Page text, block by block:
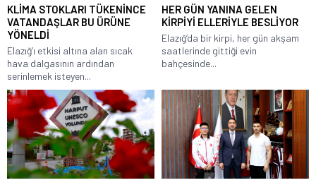
KLİMA STOKLARI TÜKENİNCE
VATANDAŞLAR BU ÜRÜNE
YÖNELDİ
Elazığ’ı etkisi altına alan sıcak
hava dalgasının ardından
serinlemek isteyen...
HER GÜN YANINA GELEN
KİRPİYİ ELLERİYLE BESLİYOR
Elazığ‘da bir kirpi, her gün akşam
saatlerinde gittiği evin
bahçesinde...